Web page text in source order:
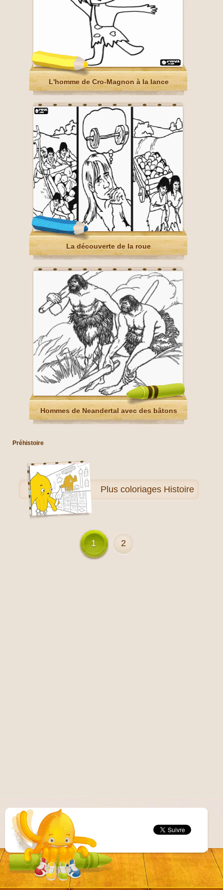
L'homme de Cro-Magnon à la lance
La découverte de la roue
Hommes de Neandertal avec des bâtons
Préhistoire
Plus coloriages Histoire
1 2